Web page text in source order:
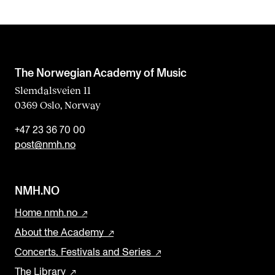
n
k
The Norwegian Academy of Music
Slemdalsveien 11
0369 Oslo, Norway
+47 23 36 70 00
post@nmh.no
NMH.NO
Home nmh.no
About the Academy
Concerts, Festivals and Series
The Library